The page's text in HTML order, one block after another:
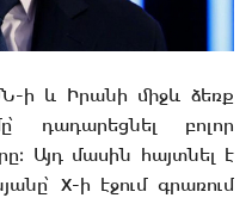
ի և Իրանի միջև ձեռք
դադարեցնել բոլոր
Այդ մասին հայտնել է
X-ի էջում գրառում